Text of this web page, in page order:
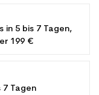
in 5 bis 7 Tagen,
199 €
7 Tagen